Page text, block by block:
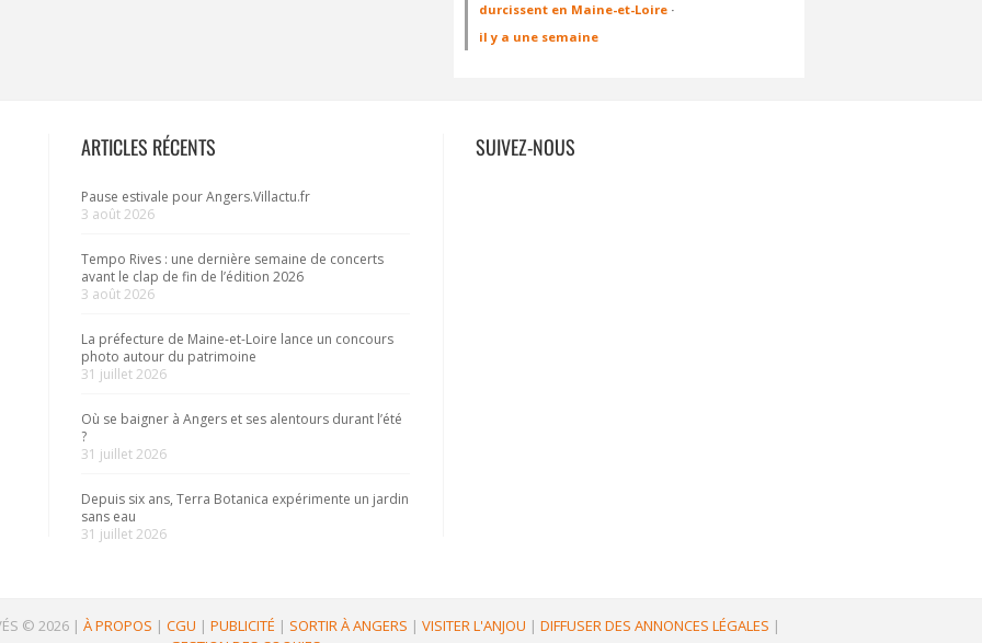
durcissent en Maine-et-Loire ·
il y a une semaine
ARTICLES RÉCENTS
Pause estivale pour Angers.Villactu.fr
3 août 2026
Tempo Rives : une dernière semaine de concerts
avant le clap de fin de l’édition 2026
3 août 2026
La préfecture de Maine-et-Loire lance un concours
photo autour du patrimoine
31 juillet 2026
Où se baigner à Angers et ses alentours durant l’été
?
31 juillet 2026
Depuis six ans, Terra Botanica expérimente un jardin
sans eau
31 juillet 2026
SUIVEZ-NOUS
© 2026 | À PROPOS | CGU | PUBLICITÉ | SORTIR À ANGERS | VISITER L'ANJOU | DIFFUSER DES ANNONCES LÉGALES |